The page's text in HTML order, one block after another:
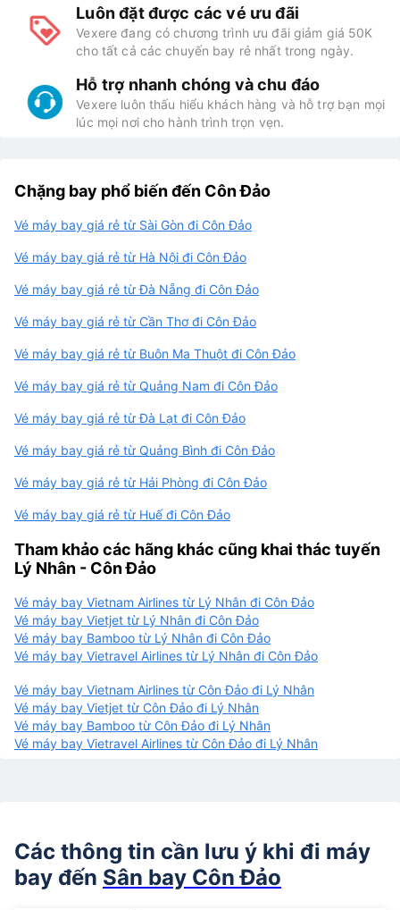
Luôn đặt được các vé ưu đãi
Vexere đang có chương trình ưu đãi giảm giá 50K
cho tất cả các chuyến bay rẻ nhất trong ngày.
Hỗ trợ nhanh chóng và chu đáo
Vexere luôn thấu hiểu khách hàng và hỗ trợ bạn mọi
lúc mọi nơi cho hành trình trọn vẹn.
Chặng bay phổ biến đến Côn Đảo
Vé máy bay giá rẻ từ Sài Gòn đi Côn Đảo
Vé máy bay giá rẻ từ Hà Nội đi Côn Đảo
Vé máy bay giá rẻ từ Đà Nẵng đi Côn Đảo
Vé máy bay giá rẻ từ Cần Thơ đi Côn Đảo
Vé máy bay giá rẻ từ Buôn Ma Thuột đi Côn Đảo
Vé máy bay giá rẻ từ Quảng Nam đi Côn Đảo
Vé máy bay giá rẻ từ Đà Lạt đi Côn Đảo
Vé máy bay giá rẻ từ Quảng Bình đi Côn Đảo
Vé máy bay giá rẻ từ Hải Phòng đi Côn Đảo
Vé máy bay giá rẻ từ Huế đi Côn Đảo
Tham khảo các hãng khác cũng khai thác tuyến
Lý Nhân - Côn Đảo
Vé máy bay Vietnam Airlines từ Lý Nhân đi Côn Đảo
Vé máy bay Vietjet từ Lý Nhân đi Côn Đảo
Vé máy bay Bamboo từ Lý Nhân đi Côn Đảo
Vé máy bay Vietravel Airlines từ Lý Nhân đi Côn Đảo
Vé máy bay Vietnam Airlines từ Côn Đảo đi Lý Nhân
Vé máy bay Vietjet từ Côn Đảo đi Lý Nhân
Vé máy bay Bamboo từ Côn Đảo đi Lý Nhân
Vé máy bay Vietravel Airlines từ Côn Đảo đi Lý Nhân
Các thông tin cần lưu ý khi đi máy
bay đến Sân bay Côn Đảo